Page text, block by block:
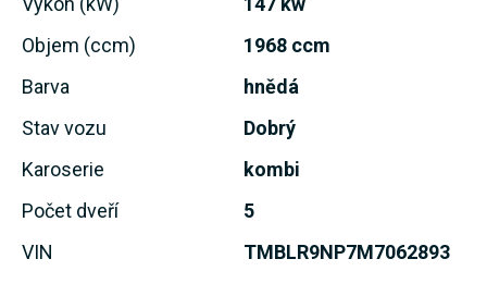
Objem (ccm)
1968 ccm
Barva
hnědá
Stav vozu
Dobrý
Karoserie
kombi
Počet dveří
5
VIN
TMBLR9NP7M7062893